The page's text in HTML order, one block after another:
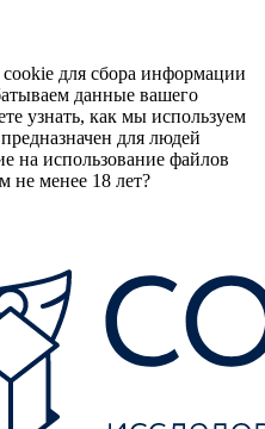
для сбора информации
данные вашего
узнать, как мы используем
для людей
на использование файлов
не менее 18 лет?